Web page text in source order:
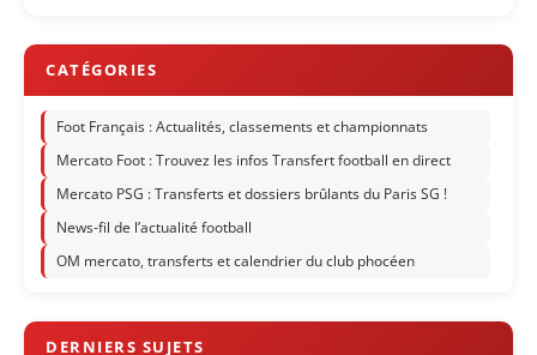
Foot Français : Actualités, classements et championnats
Mercato Foot : Trouvez les infos Transfert football en direct
Mercato PSG : Transferts et dossiers brûlants du Paris SG !
News-fil de l’actualité football
OM mercato, transferts et calendrier du club phocéen